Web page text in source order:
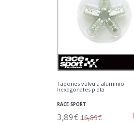
Tapones válvula aluminio
hexagonales plata
RACE SPORT
3,89€ 16,89€